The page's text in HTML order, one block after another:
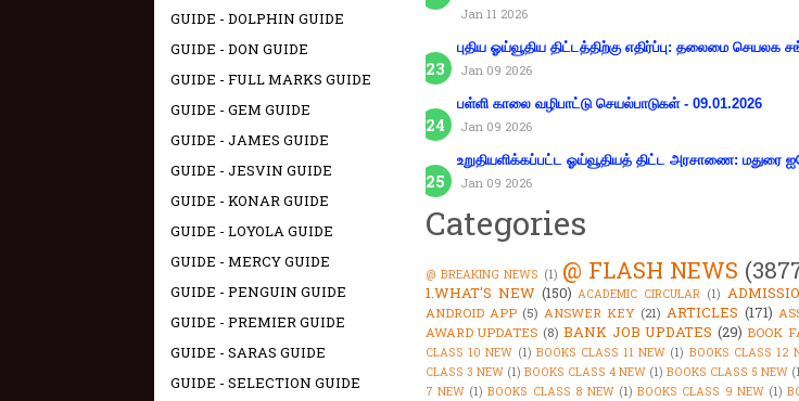
Jan 11 2026
புதிய ஓய்வூதிய திட்டத்திற்கு எதிர்ப்பு: தலைமை செயலக
Jan 09 2026
பள்ளி காலை வழிபாட்டு செயல்பாடுகள் - 09.01.2026
Jan 09 2026
உறுதியளிக்கப்பட்ட ஓய்வூதியத் திட்ட அரசாணை: மதுரை
Jan 09 2026
Categories
@ BREAKING NEWS (1) @ FLASH NEWS
1.WHAT'S NEW (150) ACADEMIC CIRCULAR (1)
ANDROID APP (5) ANSWER KEY (21) ARTICLES (171)
AWARD UPDATES (8) BANK JOB UPDATES (29) BOOK
CLASS 10 NEW (1) BOOKS CLASS 11 NEW (1) BOOKS CLASS 12
CLASS 3 NEW (1) BOOKS CLASS 4 NEW (1) BOOKS CLASS 5 NEW
7 NEW (1) BOOKS CLASS 8 NEW (1) BOOKS CLASS 9 NEW (1)
GUIDE - DOLPHIN GUIDE
GUIDE - DON GUIDE
GUIDE - FULL MARKS GUIDE
GUIDE - GEM GUIDE
GUIDE - JAMES GUIDE
GUIDE - JESVIN GUIDE
GUIDE - KONAR GUIDE
GUIDE - LOYOLA GUIDE
GUIDE - MERCY GUIDE
GUIDE - PENGUIN GUIDE
GUIDE - PREMIER GUIDE
GUIDE - SARAS GUIDE
GUIDE - SELECTION GUIDE